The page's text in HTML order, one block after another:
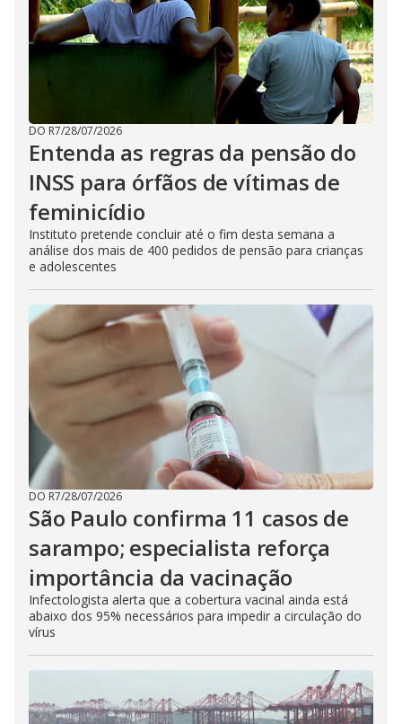
DO R7/28/07/2026
Entenda as regras da pensão do
INSS para órfãos de vítimas de
feminicídio
Instituto pretende concluir até o fim desta semana a
análise dos mais de 400 pedidos de pensão para crianças
e adolescentes
DO R7/28/07/2026
São Paulo confirma 11 casos de
sarampo; especialista reforça
importância da vacinação
Infectologista alerta que a cobertura vacinal ainda está
abaixo dos 95% necessários para impedir a circulação do
vírus